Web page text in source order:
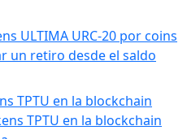
ULTIMA URC-20 por coins
un retiro desde el saldo
TPTU en la blockchain
TPTU en la blockchain